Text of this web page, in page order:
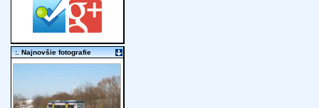
:. Najnovšie fotografie